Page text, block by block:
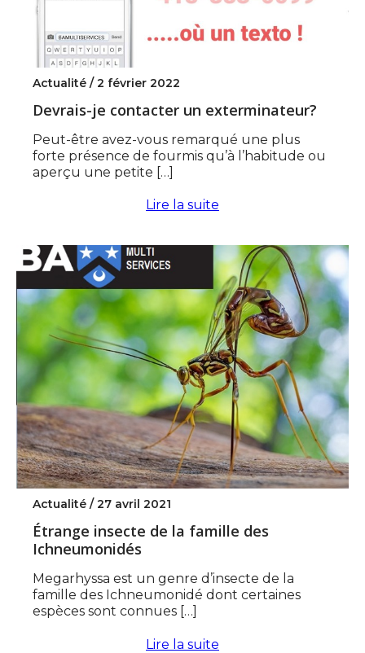
Actualité /2 février 2022
Devrais-je contacter un exterminateur?
Peut-être avez-vous remarqué une plus
forte présence de fourmis qu’à l’habitude ou
aperçu une petite […]
Lire la suite
Actualité /27 avril 2021
Étrange insecte de la famille des
Ichneumonidés
Megarhyssa est un genre d’insecte de la
famille des Ichneumonidé dont certaines
espèces sont connues […]
Lire la suite